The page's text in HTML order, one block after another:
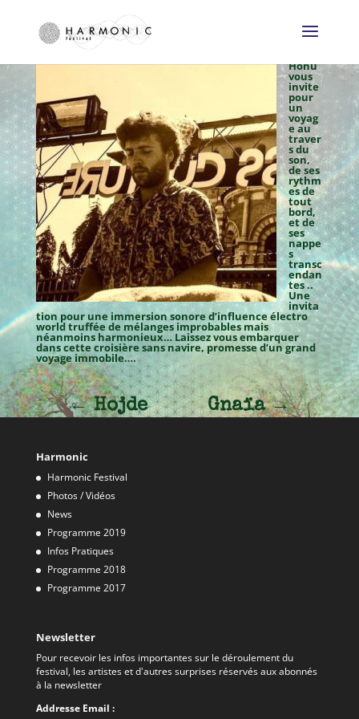
Honü
vous
invite
pour
un
voyag
e au
traver
s du
son,
de ses
rythm
es de
tout
bord,
et de
ses
nappe
s
transc
endan
tes ..
Une
invita
tion pour une immersion sonore d’influence électro
world truffée de mélanges improbables mais
néanmoins harmonieux… Laissez vous embarquer
dans cette croisière sans navire, promesse d’un grand
voyage immobile….
←Hojde Gnaïa→
Harmonic
Harmonic Festival
Photos / Vidéos
News
Programme 2019
Infos Pratiques
Programme 2018
Programme 2017
Newsletter
Pour recevoir les infos importantes sur le déroulement du
festival, les artistes et d'autres surprises réservés aux abonnés
à la newsletter
Addresse Email :